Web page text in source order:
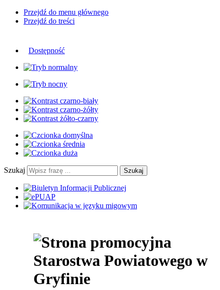
Przejdź do menu głównego
Przejdź do treści
Dostępność
Szukaj Szukaj